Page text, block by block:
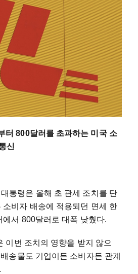
터 800달러를 초과하는 미국 소
신
통령은 올해 초 관세 조치를 단
소비자 배송에 적용되던 면세 한
에서 800달러로 대폭 낮췄다.
이번 조치의 영향을 받지 않으
송물도 기업이든 소비자든 관계